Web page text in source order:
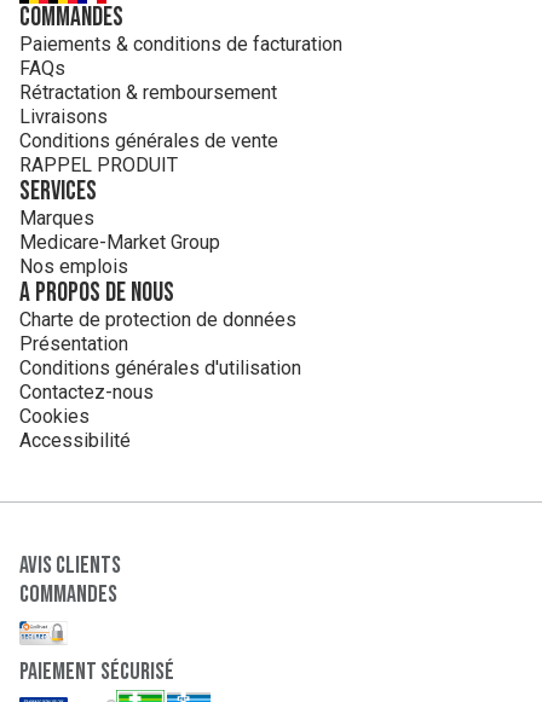
Commandes
Paiements & conditions de facturation
FAQs
Rétractation & remboursement
Livraisons
Conditions générales de vente
RAPPEL PRODUIT
Services
Marques
Medicare-Market Group
Nos emplois
A propos de nous
Charte de protection de données
Présentation
Conditions générales d'utilisation
Contactez-nous
Cookies
Accessibilité
Avis clients
Commandes
paiement sécurisé